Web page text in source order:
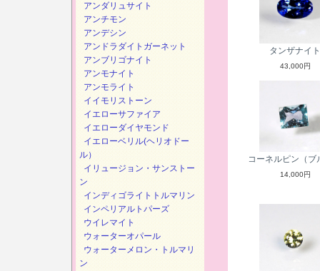
タンザナイト
43,000円
コーネルピン（ブ
14,000円
アンダリュサイト
アンチモン
アンデシン
アンドラダイトガーネット
アンブリゴナイト
アンモナイト
アンモライト
イイモリストーン
イエローサファイア
イエローダイヤモンド
イエローベリル(ヘリオドー
ル）
イリュージョン・サンストー
ン
インディゴライトトルマリン
インペリアルトパーズ
ウイレマイト
ウォーターオパール
ウォーターメロン・トルマリ
ン